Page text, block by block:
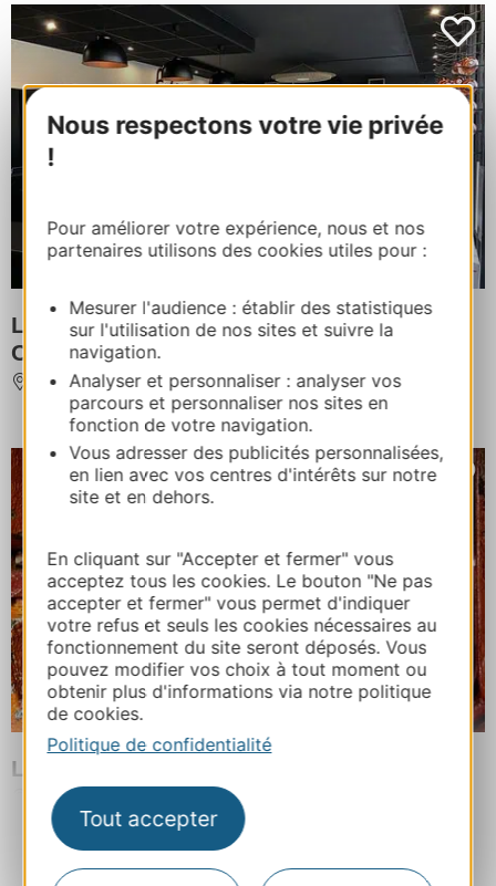
Nous respectons votre vie privée
!
Pour améliorer votre expérience, nous et nos
partenaires utilisons des cookies utiles pour :
Mesurer l'audience : établir des statistiques
sur l'utilisation de nos sites et suivre la
navigation.
Analyser et personnaliser : analyser vos
parcours et personnaliser nos sites en
fonction de votre navigation.
Vous adresser des publicités personnalisées,
en lien avec vos centres d'intérêts sur notre
site et en dehors.
En cliquant sur "Accepter et fermer" vous
acceptez tous les cookies. Le bouton "Ne pas
accepter et fermer" vous permet d'indiquer
votre refus et seuls les cookies nécessaires au
fonctionnement du site seront déposés. Vous
pouvez modifier vos choix à tout moment ou
obtenir plus d'informations via notre politique
de cookies.
Politique de confidentialité
Tout accepter
LES MAÎTRES VIGNERONS DE
CASCASTEL
CASCASTEL-DES-CORBIERES
LES VIGNOBLES DE CARSAC
CAVANAC
Plus de résultats